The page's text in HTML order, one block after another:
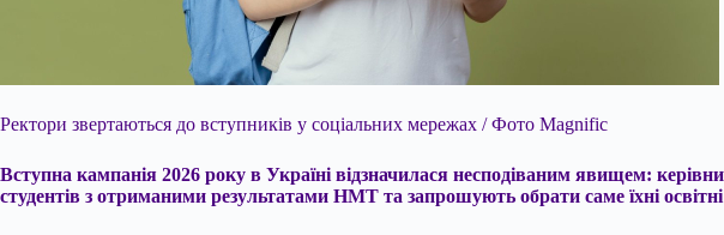
Ректори звертаються до вступників у соціальних мережах / Фото Magnific
Вступна кампанія 2026 року в Україні відзначилася несподіваним явищем:
студентів з отриманими результатами НМТ та запрошують обрати саме їхні